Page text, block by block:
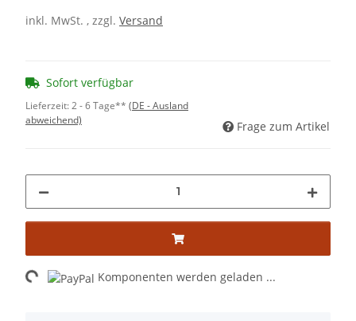
inkl. MwSt. , zzgl. Versand
Sofort verfügbar
Lieferzeit:2 - 6 Tage** (DE - Ausland
abweichend)
Frage zum Artikel
Loading... Komponenten werden geladen ...